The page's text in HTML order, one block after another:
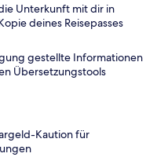
Unterkunft mit dir in
deines Reisepasses
gestellte Informationen
Übersetzungstools
Kaution für